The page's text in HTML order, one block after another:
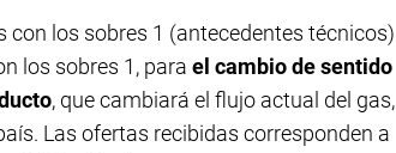
con los sobres 1 (antecedentes técnicos)
los sobres 1, para el cambio de sentido
, que cambiará el flujo actual del gas,
Las ofertas recibidas corresponden a